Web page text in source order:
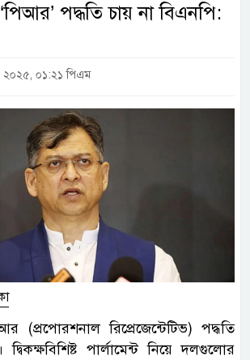
পদ্ধতি চায় না বিএনপি:
২০২৫, ০১:২১ পিএম
(প্রপোরশনাল রিপ্রেজেন্টেটিভ) পদ্ধতি
পার্লামেন্ট নিয়ে দলগুলোর